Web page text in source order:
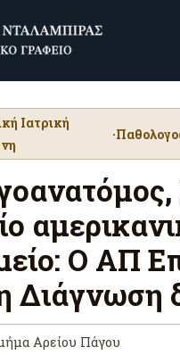
Ιατρική
·
Ο ΑΠ
Διάγνωση
Αρείου Πάγου